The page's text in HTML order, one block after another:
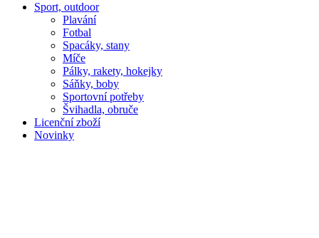
Sport, outdoor
Plavání
Fotbal
Spacáky, stany
Míče
Pálky, rakety, hokejky
Sáňky, boby
Sportovní potřeby
Švihadla, obruče
Licenční zboží
Novinky